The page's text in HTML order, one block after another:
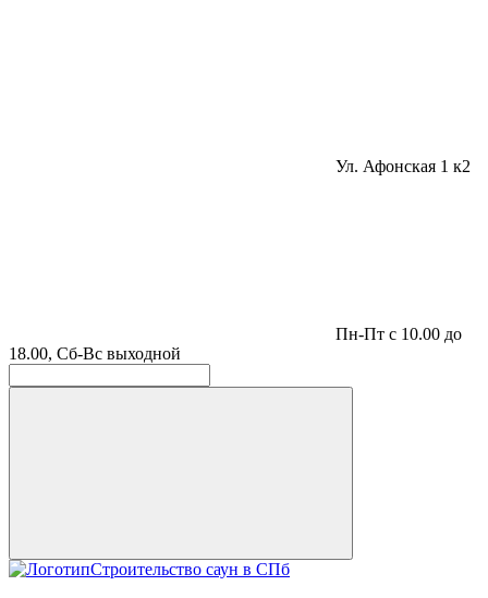
Ул. Афонская 1 к2
Пн-Пт с 10.00 до
18.00, Сб-Вс выходной
Строительство саун в СПб